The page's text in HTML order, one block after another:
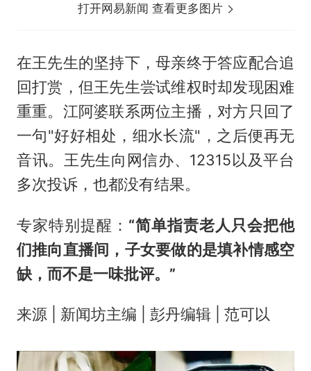
打开网易新闻 查看更多图片
在王先生的坚持下，母亲终于答应配合追
回打赏，但王先生尝试维权时却发现困难
重重。江阿婆联系两位主播，对方只回了
一句"好好相处，细水长流"，之后便再无
音讯。王先生向网信办、12315以及平台
多次投诉，也都没有结果。
专家特别提醒： “简单指责老人只会把他
们推向直播间，子女要做的是填补情感空
缺，而不是一味批评。”
来源 | 新闻坊主编 | 彭丹编辑 | 范可以